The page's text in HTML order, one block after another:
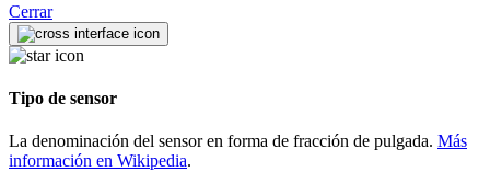
Cerrar
Tipo de sensor
La denominación del sensor en forma de fracción de pulgada. Más
información en Wikipedia.